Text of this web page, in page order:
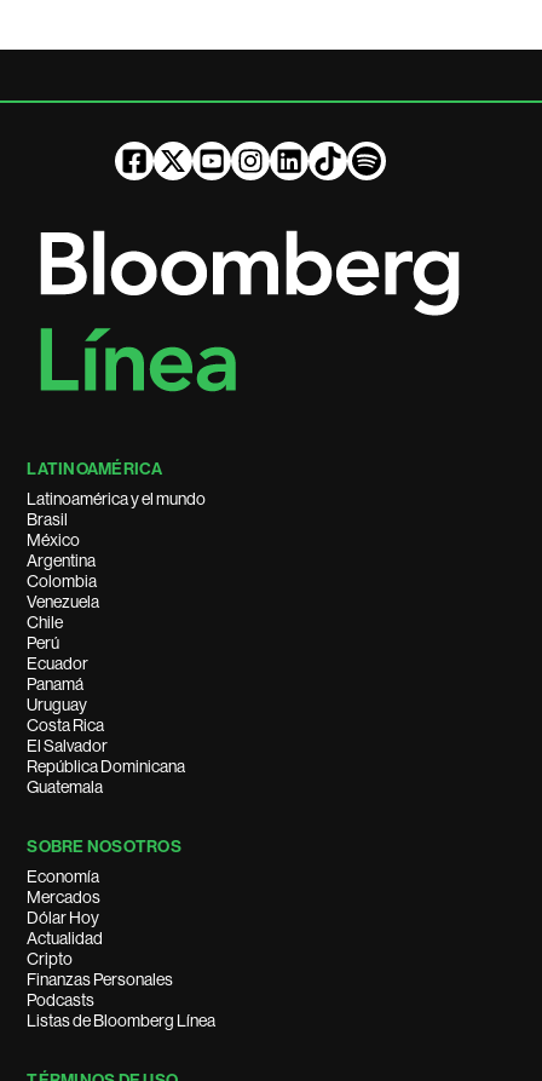
LATINOAMÉRICA
Latinoamérica y el mundo
Brasil
México
Argentina
Colombia
Venezuela
Chile
Perú
Ecuador
Panamá
Uruguay
Costa Rica
El Salvador
República Dominicana
Guatemala
SOBRE NOSOTROS
Economía
Mercados
Dólar Hoy
Actualidad
Cripto
Finanzas Personales
Podcasts
Listas de Bloomberg Línea